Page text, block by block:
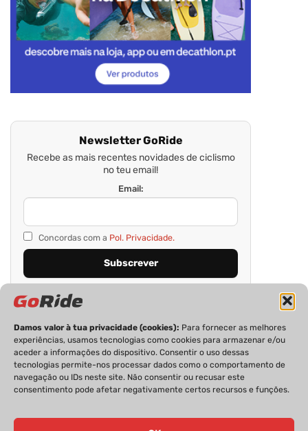
Damos valor à tua privacidade (cookies): Para fornecer as melhores
experiências, usamos tecnologias como cookies para armazenar e/ou
aceder a informações do dispositivo. Consentir o uso dessas
tecnologias permite-nos processar dados como o comportamento de
navegação ou IDs neste site. Não consentir ou recusar este
consentimento pode afetar negativamente certos recursos e funções.
Newsletter GoRide
Recebe as mais recentes novidades de ciclismo
no teu email!
Email:
Concordas com a Pol. Privacidade.
PRIVACIDADE FICHA TÉCNICA
ESTATUTO EDITORIAL